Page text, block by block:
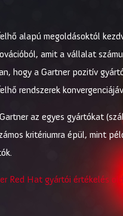
alapú megoldásoktól
amit a vállalat
hogy a Gartner pozitív
rendszerek
az egyes gyártókat
kritériumra épül, mint
Red Hat gyártói értékelés